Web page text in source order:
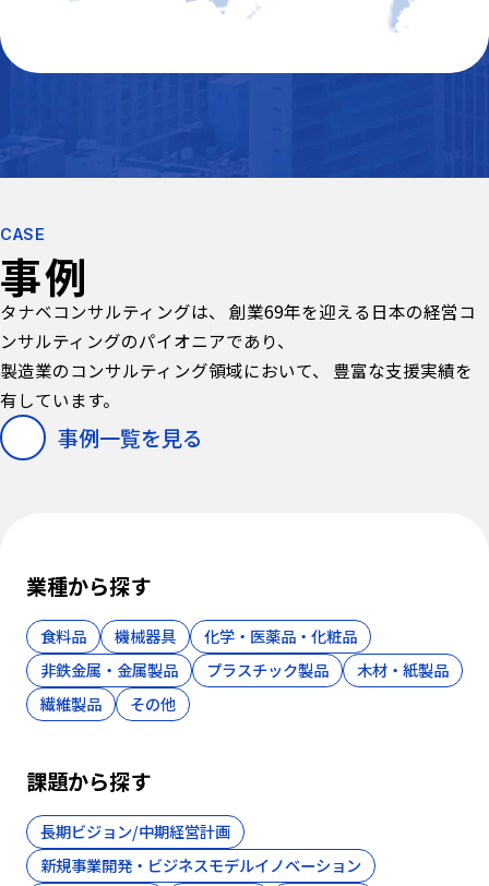
CASE
事例
タナベコンサルティングは、 創業69年を迎える日本の経営コ
ンサルティングのパイオニアであり、
製造業のコンサルティング領域において、
豊富な支援実績を
有しています。
事例一覧を見る
業種から探す
食料品 機械器具
化学・医薬品・化粧品
非鉄金属・金属製品
プラスチック製品
木材・紙製品
繊維製品
その他
課題から探す
長期ビジョン/中期経営計画
新規事業開発・ビジネスモデルイノベーション